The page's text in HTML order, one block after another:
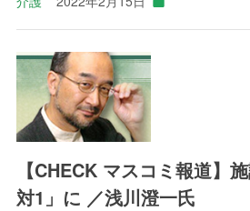
【CHECK マスコミ報道】
対1」に ／浅川澄一氏